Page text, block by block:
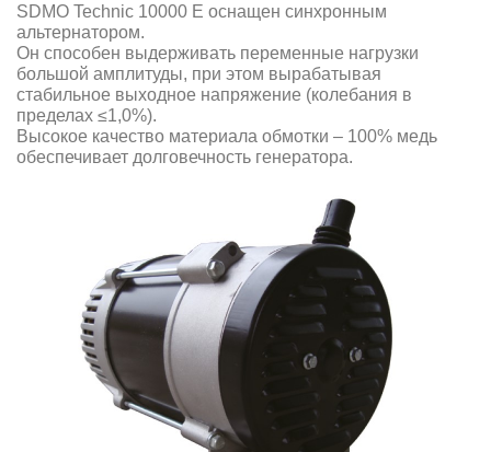
SDMO Technic 10000 E оснащен синхронным
альтернатором.
Он способен выдерживать переменные нагрузки
большой амплитуды, при этом вырабатывая
стабильное выходное напряжение (колебания в
пределах ≤1,0%).
Высокое качество материала обмотки – 100% медь
обеспечивает долговечность генератора.